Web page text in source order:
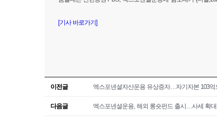
[기사 바로가기]
이전글 엑스포넨셜자산운용 유상증자…자기자본 103억
다음글 엑스포넨셜운용, 해외 롱숏펀드 출시…사세 확대